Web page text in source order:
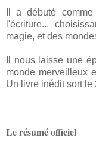
Il a débuté
l'écriture...
magie, et des
Il nous laisse une
monde merveilleux
Un livre inédit sort le
Le résumé officiel